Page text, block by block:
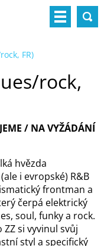
FR)
rock,
/ NA VYŽÁDÁNÍ
hvězda
i evropské) R&B
frontman a
čerpá elektrický
soul, funky a rock.
ZZ si vyvinul svůj
styl a specifický